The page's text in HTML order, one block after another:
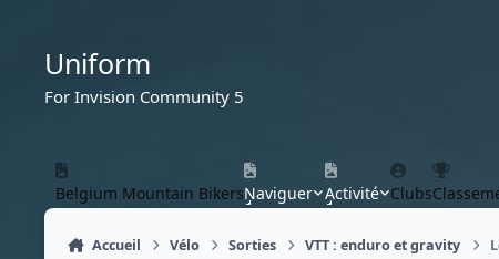
Uniform
For Invision Community 5
Belgium Mountain BikersNaviguer Activité Clubs
Accueil Vélo Sorties VTT : enduro et gravity